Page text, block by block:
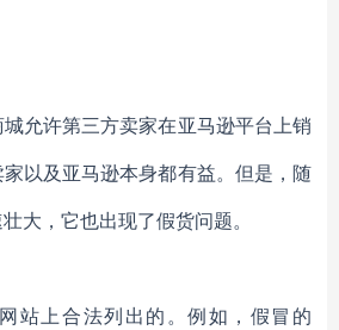
允许第三方卖家在亚马逊平台上销
以及亚马逊本身都有益。但是，随
大，它也出现了假货问题。
站上合法列出的。例如，假冒的